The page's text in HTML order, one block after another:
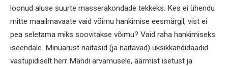
loonud aluse suurte masserakondade tekkeks. Kes ei ühendu
mitte maailmavaate vaid võimu hankimise eesmärgil, vist ei
pea seletama miks soovitakse võimu? Vaid raha hankimiseks
iseendale. Minuarust näitasid (ja näitavad) üksikkandidaadid
vastupidiselt herr Mändi arvamusele, äärmist isetust ja